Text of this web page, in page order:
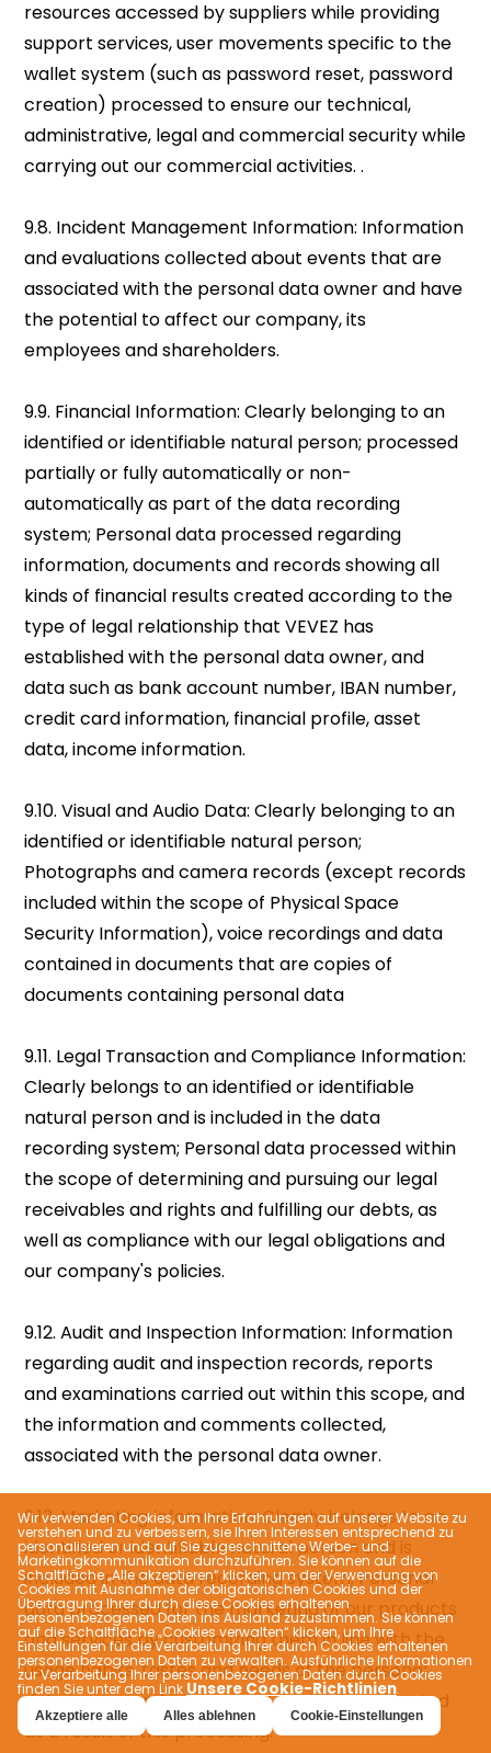
Wir verwenden Cookies, um Ihre Erfahrungen auf unserer Website zu
verstehen und zu verbessern, sie Ihren Interessen entsprechend zu
personalisieren und auf Sie zugeschnittene Werbe- und
Marketingkommunikation durchzuführen. Sie können auf die
Schaltfläche „Alle akzeptieren“ klicken, um der Verwendung von
Cookies mit Ausnahme der obligatorischen Cookies und der
Übertragung Ihrer durch diese Cookies erhaltenen
personenbezogenen Daten ins Ausland zuzustimmen. Sie können
auf die Schaltfläche „Cookies verwalten“ klicken, um Ihre
Einstellungen für die Verarbeitung Ihrer durch Cookies erhaltenen
personenbezogenen Daten zu verwalten. Ausführliche Informationen
zur Verarbeitung Ihrer personenbezogenen Daten durch Cookies
finden Sie unter dem Link Unsere Cookie-Richtlinien.
Akzeptiere alle Alles ablehnen Cookie-Einstellungen